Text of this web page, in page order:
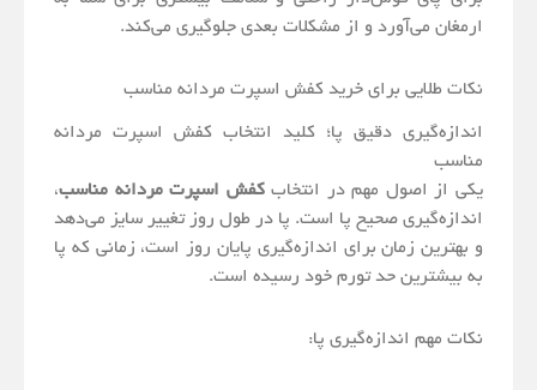
ارمغان می‌آورد و از مشکلات بعدی جلوگیری می‌کند.
نکات طلایی برای خرید کفش اسپرت مردانه مناسب
اندازه‌گیری دقیق پا؛ کلید انتخاب کفش اسپرت مردانه
مناسب
یکی از اصول مهم در انتخابکفش اسپرت مردانه مناسب،
اندازه‌گیری صحیح پا است. پا در طول روز تغییر سایز می‌دهد
و بهترین زمان برای اندازه‌گیری پایان روز است، زمانی که پا
به بیشترین حد تورم خود رسیده است.
نکات مهم اندازه‌گیری پا: